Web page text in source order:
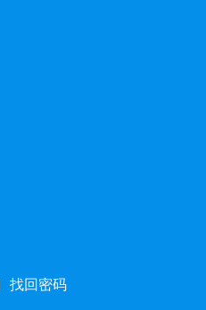
找回密码